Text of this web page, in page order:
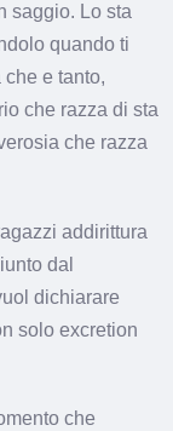
saggio. Lo sta
quando ti
e tanto,
che razza di sta
che razza
addirittura
dal
dichiarare
solo excretion
che